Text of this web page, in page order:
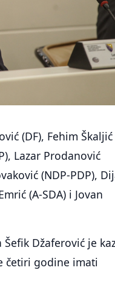
(DF), Fehim Škaljić
Lazar Prodanović
(NDP-PDP),
(A-SDA) i Jovan
Džaferović je
četiri godine imati